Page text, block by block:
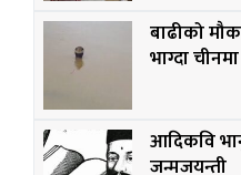
बाढीको
भाग्दा
आदिकवि
जन्मजयन्ती